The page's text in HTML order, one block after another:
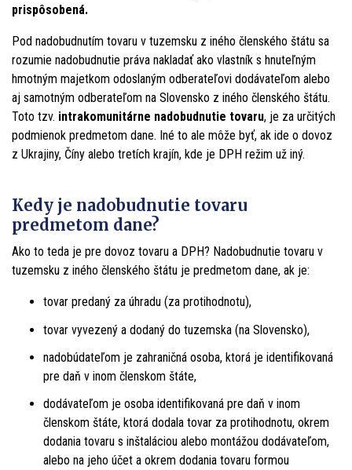
prispôsobená.
Pod nadobudnutím tovaru v tuzemsku z iného členského štátu sa
rozumie nadobudnutie práva nakladať ako vlastník s hnuteľným
hmotným majetkom odoslaným odberateľovi dodávateľom alebo
aj samotným odberateľom na Slovensko z iného členského štátu.
Toto tzv. intrakomunitárne nadobudnutie tovaru, je za určitých
podmienok predmetom dane. Iné to ale môže byť, ak ide o dovoz
z Ukrajiny, Číny alebo tretích krajín, kde je DPH režim už iný.
Kedy je nadobudnutie tovaru
predmetom dane?
Ako to teda je pre dovoz tovaru a DPH? Nadobudnutie tovaru v
tuzemsku z iného členského štátu je predmetom dane, ak je:
tovar predaný za úhradu (za protihodnotu),
tovar vyvezený a dodaný do tuzemska (na Slovensko),
nadobúdateľom je zahraničná osoba, ktorá je identifikovaná
pre daň v inom členskom štáte,
dodávateľom je osoba identifikovaná pre daň v inom
členskom štáte, ktorá dodala tovar za protihodnotu, okrem
dodania tovaru s inštaláciou alebo montážou dodávateľom,
alebo na jeho účet a okrem dodania tovaru formou